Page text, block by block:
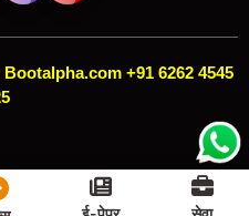
+91 6262 4545